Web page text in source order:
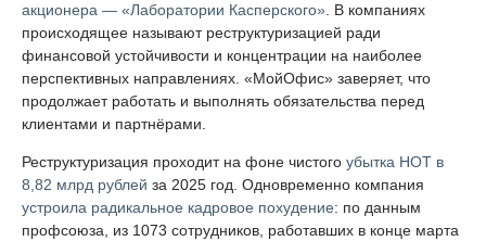
акционера — «Лаборатории Касперского». В компаниях
происходящее называют реструктуризацией ради
финансовой устойчивости и концентрации на наиболее
перспективных направлениях. «МойОфис» заверяет, что
продолжает работать и выполнять обязательства перед
клиентами и партнёрами.
Реструктуризация проходит на фоне чистого убытка НОТ в
8,82 млрд рублей за 2025 год. Одновременно компания
устроила радикальное кадровое похудение: по данным
профсоюза, из 1073 сотрудников, работавших в конце марта